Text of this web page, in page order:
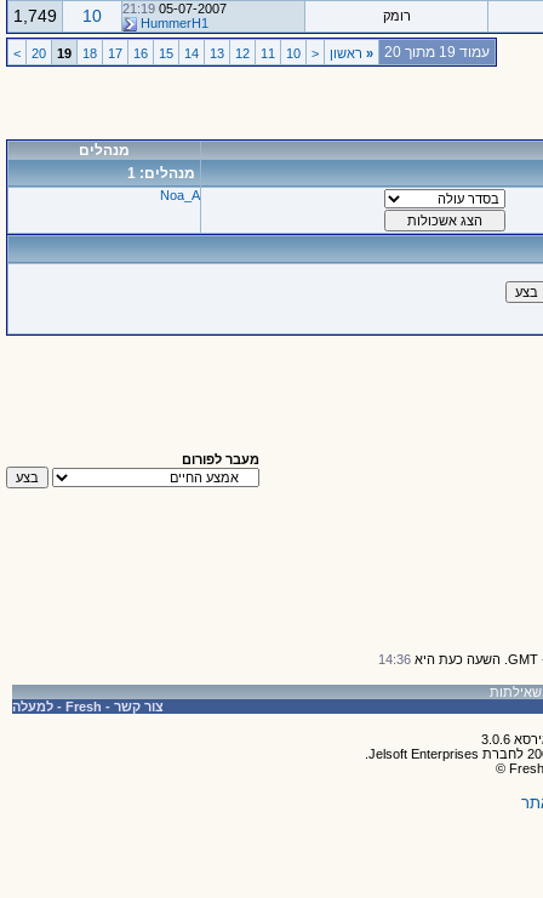
רומק 05-07-2007
21:19
HummerH1
10
1,749
עמוד 19 מתוך 20 «ראשון <
10
11
12
13
14
15
16
17
18
19
20
>
מנהלים
מנהלים: 1
Noa_A
מעבר לפורום
14:36
צור קשר -
Fresh
- למעלה